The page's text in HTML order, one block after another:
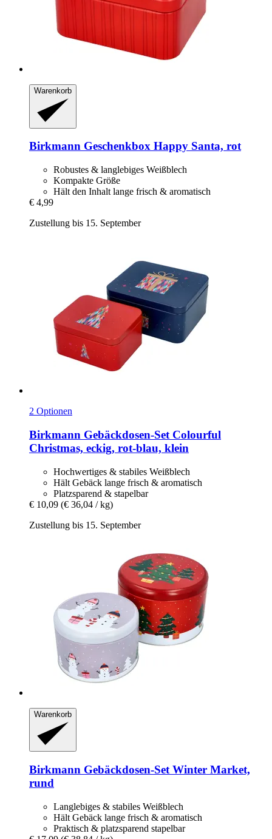
Warenkorb
Birkmann Geschenkbox Happy Santa, rot
Robustes & langlebiges Weißblech
Kompakte Größe
Hält den Inhalt lange frisch & aromatisch
€ 4,99
Zustellung bis 15. September
2 Optionen
Birkmann Gebäckdosen-​Set Colourful
Christmas, eckig, rot-​blau, klein
Hochwertiges & stabiles Weißblech
Hält Gebäck lange frisch & aromatisch
Platzsparend & stapelbar
€ 10,09 (€ 36,04 / kg)
Zustellung bis 15. September
Warenkorb
Birkmann Gebäckdosen-​Set Winter Market,
rund
Langlebiges & stabiles Weißblech
Hält Gebäck lange frisch & aromatisch
Praktisch & platzsparend stapelbar